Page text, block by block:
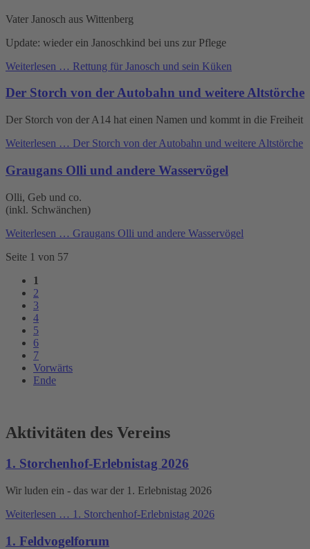
Vater Janosch aus Wittenberg
Update: wieder ein Janoschkind bei uns zur Pflege
Weiterlesen … Rettung für Janosch und sein Küken
Der Storch von der Autobahn und weitere Altstörche
Der Storch von der A14 hat einen Namen und kommt in die Freiheit
Weiterlesen … Der Storch von der Autobahn und weitere Altstörche
Graugans Olli und andere Wasservögel
Olli, Geb und co.
(inkl. Schwänchen)
Weiterlesen … Graugans Olli und andere Wasservögel
Seite 1 von 57
1
2
3
4
5
6
7
Vorwärts
Ende
Aktivitäten des Vereins
1. Storchenhof-Erlebnistag 2026
Wir luden ein - das war der 1. Erlebnistag 2026
Weiterlesen … 1. Storchenhof-Erlebnistag 2026
1. Feldvogelforum